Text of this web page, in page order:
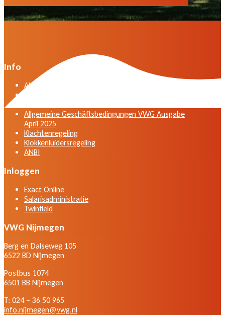
Info
Algemene voorwaarden VWG versie april 2025
Allgemeine Geschäftsbedingungen VWG Ausgabe
April 2025
Klachtenregeling
Klokkenluidersregeling
ANBI
Inloggen
Exact Online
Salarisadministratie
Twinfield
VWG Nijmegen
Berg en Dalseweg 105
6522 BD Nijmegen
Postbus 1074
6501 BB Nijmegen
T: 024 – 36 50 965
info.nijmegen@vwg.nl